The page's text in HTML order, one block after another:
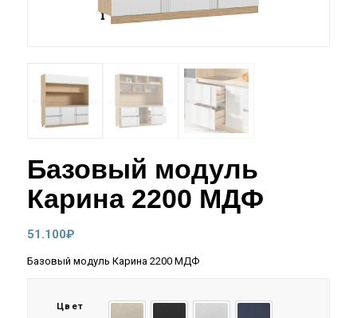
Базовый модуль
Карина 2200 МДФ
51.100₽
Базовый модуль Карина 2200 МДФ
Цвет